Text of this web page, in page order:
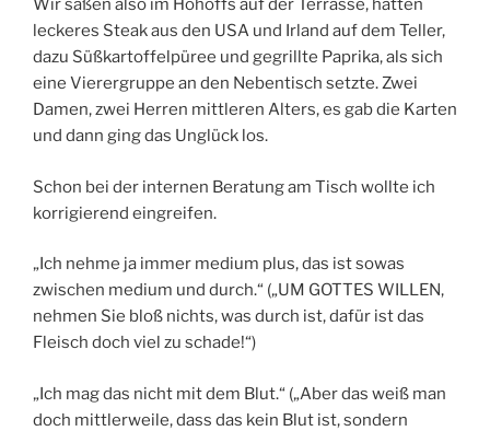
Wir saßen also im Hohoffs auf der Terrasse, hatten
leckeres Steak aus den USA und Irland auf dem Teller,
dazu Süßkartoffelpüree und gegrillte Paprika, als sich
eine Vierergruppe an den Nebentisch setzte. Zwei
Damen, zwei Herren mittleren Alters, es gab die Karten
und dann ging das Unglück los.
Schon bei der internen Beratung am Tisch wollte ich
korrigierend eingreifen.
„Ich nehme ja immer medium plus, das ist sowas
zwischen medium und durch.“ („UM GOTTES WILLEN,
nehmen Sie bloß nichts, was durch ist, dafür ist das
Fleisch doch viel zu schade!“)
„Ich mag das nicht mit dem Blut.“ („Aber das weiß man
doch mittlerweile, dass das kein Blut ist, sondern